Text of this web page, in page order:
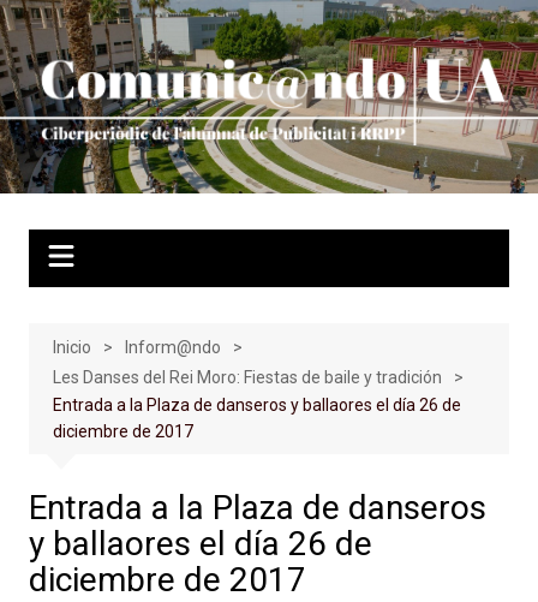
Saltar
al
contenido
Inicio
Inform@ndo
Les Danses del Rei Moro: Fiestas de baile y tradición
Entrada a la Plaza de danseros y ballaores el día 26 de
diciembre de 2017
Entrada a la Plaza de danseros
y ballaores el día 26 de
diciembre de 2017